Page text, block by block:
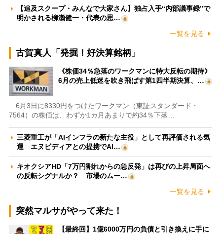
【追及スクープ・みんなで大家さん】独占入手“内部議事録”で
明かされる柳瀬健一・代表の思…
一覧を見る
古賀真人「発掘！好決算銘柄」
《株価34％急落のワークマンに特大反転の期待》
6月の売上低迷を吹き飛ばす第1四半期決算、…
6月3日に8330円をつけたワークマン（東証スタンダード・
7564）の株価は、わずか1カ月あまりで約34％下落…
三菱重工が「AIインフラの新たな主役」として再評価される気
運 エヌビディアとの提携でAI…
キオクシアHD「7万円割れからの急反発」は再びの上昇局面へ
の反転シグナルか？ 市場のムー…
一覧を見る
突然マルサがやって来た！
【最終回】1億6000万円の負債と引き換えに手に